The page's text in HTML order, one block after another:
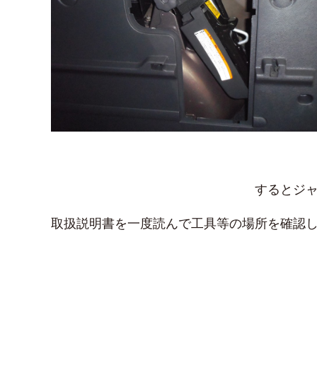
するとジ
取扱説明書を一度読んで工具等の場所を確認